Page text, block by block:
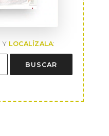
Y LOCALÍZALA:
BUSCAR